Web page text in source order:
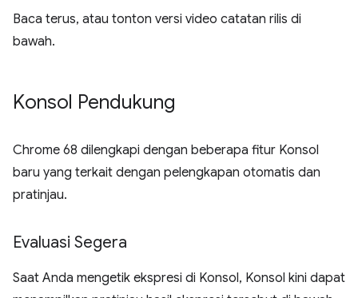
Baca terus, atau tonton versi video catatan rilis di
bawah.
Konsol Pendukung
Chrome 68 dilengkapi dengan beberapa fitur Konsol
baru yang terkait dengan pelengkapan otomatis dan
pratinjau.
Evaluasi Segera
Saat Anda mengetik ekspresi di Konsol, Konsol kini dapat